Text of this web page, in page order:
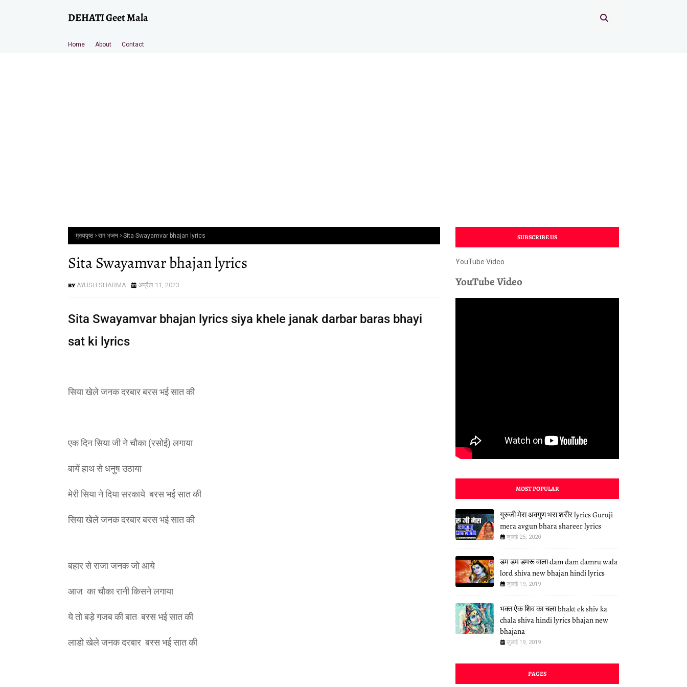
DEHATI Geet Mala
Home About Contact
मुख्यपृष्ठ राम भजन Sita Swayamvar bhajan lyrics
Sita Swayamvar bhajan lyrics
AYUSH SHARMA अप्रैल 11, 2023
Sita Swayamvar bhajan lyrics siya khele janak darbar baras bhayi
sat ki lyrics
सिया खेले जनक दरबार बरस भई सात की
एक दिन सिया जी ने चौका (रसोई) लगाया
बायें हाथ से धनुष उठाया
मेरी सिया ने दिया सरकाये बरस भई सात की
सिया खेले जनक दरबार बरस भई सात की
बहार से राजा जनक जो आये
आज का चौका रानी किसने लगाया
ये तो बड़े गजब की बात बरस भई सात की
लाडो खेले जनक दरबार बरस भई सात की
SUBSCRIBE US
YouTube Video
YouTube Video
MOST POPULAR
गुरुजी मेरा अवगुण भरा शरीर lyrics Guruji
mera avgun bhara shareer lyrics
जुलाई 25, 2020
डम डम डमरू वाला dam dam damru wala
lord shiva new bhajan hindi lyrics
जुलाई 19, 2019
भक्त ऐक शिव का चला bhakt ek shiv ka
chala shiva hindi lyrics bhajan new
bhajana
जुलाई 19, 2019
PAGES